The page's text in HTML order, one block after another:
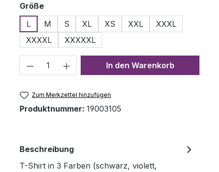
Größeauswählen
L
M S XL XS XXL
XXXL
XXXXL
XXXXXL
Produkt Anzahl: Gib den
In den Warenkorb
Zum Merkzettel hinzufügen
Produktnummer: 19003105
Beschreibung
T-Shirt in 3 Farben (schwarz, violett,